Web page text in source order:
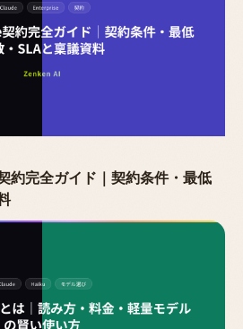
完全ガイド｜契約条件・最低